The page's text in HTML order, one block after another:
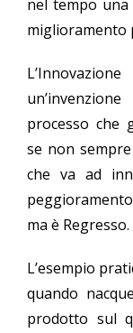
nel tempo
miglioramento
processo che
se non
che va ad
ma è Regresso.
L’esempio
quando
prodotto sul